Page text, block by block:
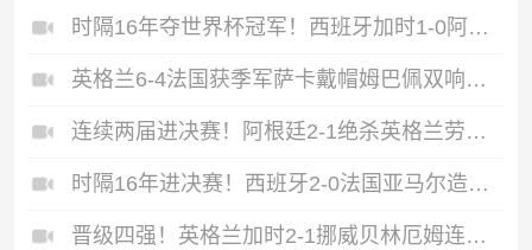
时隔16年夺世界杯冠军！西班牙加时1-0阿根廷费兰制胜恩佐染红
英格兰6-4法国获季军萨卡戴帽姆巴佩双响创纪录奥利塞2助+失良机
连续两届进决赛！阿根廷2-1绝杀英格兰劳塔罗恩佐破门梅西两助攻
时隔16年进决赛！西班牙2-0法国亚马尔造点奥亚萨瓦尔、波罗破门
晋级四强！英格兰加时2-1挪威贝林厄姆连场双响谢尔德鲁普破门